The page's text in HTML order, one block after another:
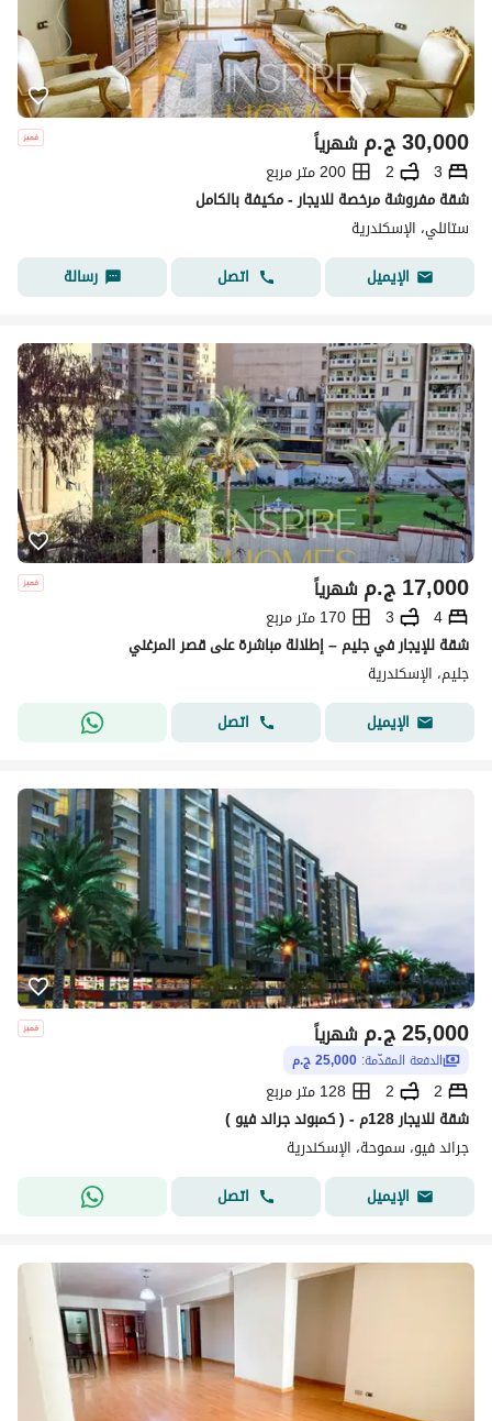
ج.م30,000 شهرياً
3
2
200 متر مربع
شقة مفروشة مرخصة للايجار - مكيفة بالكامل
ستانلي، الإسكندرية
الإيميل
اتصل رسالة
ج.م17,000 شهرياً
4
3
170 متر مربع
شقة للإيجار في جليم – إطلالة مباشرة على قصر المرغني
جليم، الإسكندرية
الإيميل
اتصل
ج.م25,000 شهرياً
الدفعة المقدّمة: 25,000 ج.م
2
2
128 متر مربع
شقة للايجار 128م - ( كمبوند جراند فيو )
جراند فيو، سموحة، الإسكندرية
الإيميل
اتصل